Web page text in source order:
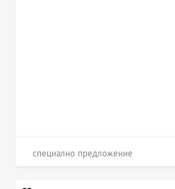
специално предложение